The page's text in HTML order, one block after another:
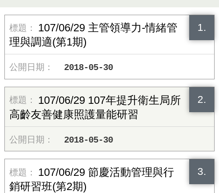
1.
107/06/29 主管領導力-情緒管
理與調適(第1期)
2018-05-30
2.
107/06/29 107年提升衛生局所
高齡友善健康照護量能研習
2018-05-30
3.
107/06/29 節慶活動管理與行
銷研習班(第2期)